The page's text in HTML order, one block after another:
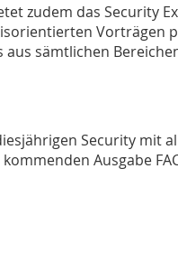
zudem das Security
Vorträgen
aus sämtlichen
Security mit
Ausgabe